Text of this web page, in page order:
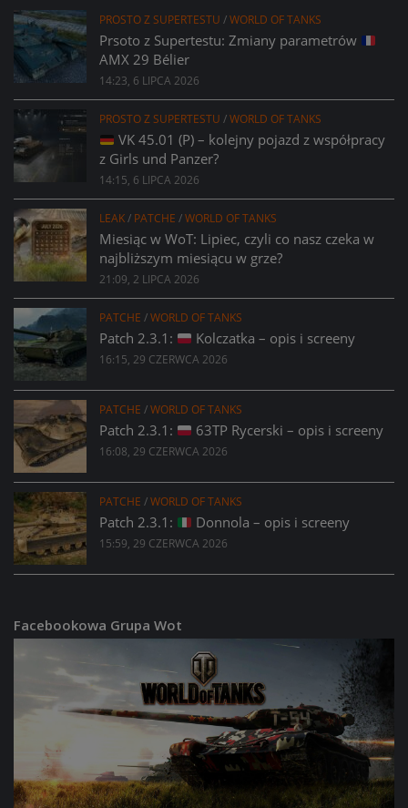
PROSTO Z SUPERTESTU /WORLD OF TANKS
Prsoto z Supertestu: Zmiany parametrów
AMX 29 Bélier
14:23, 6 LIPCA 2026
PROSTO Z SUPERTESTU /WORLD OF TANKS
VK 45.01 (P) – kolejny pojazd z współpracy
z Girls und Panzer?
14:15, 6 LIPCA 2026
LEAK/ PATCHE /WORLD OF TANKS
Miesiąc w WoT: Lipiec, czyli co nasz czeka w
najbliższym miesiącu w grze?
21:09, 2 LIPCA 2026
PATCHE /WORLD OF TANKS
Patch 2.3.1: Kolczatka – opis i screeny
16:15, 29 CZERWCA 2026
PATCHE /WORLD OF TANKS
Patch 2.3.1: 63TP Rycerski – opis i screeny
16:08, 29 CZERWCA 2026
PATCHE /WORLD OF TANKS
Patch 2.3.1: Donnola – opis i screeny
15:59, 29 CZERWCA 2026
Facebookowa Grupa Wot